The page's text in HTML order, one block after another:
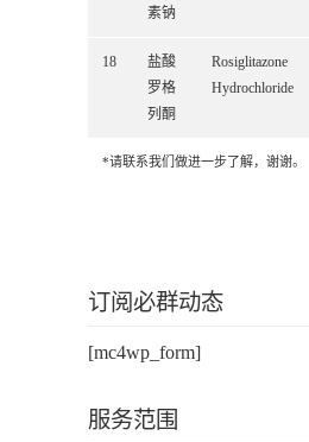
素钠
18
盐酸
罗格
列酮
Rosiglitazone
Hydrochloride
*请联系我们做进一步了解，谢谢。
订阅必群动态
[mc4wp_form]
服务范围